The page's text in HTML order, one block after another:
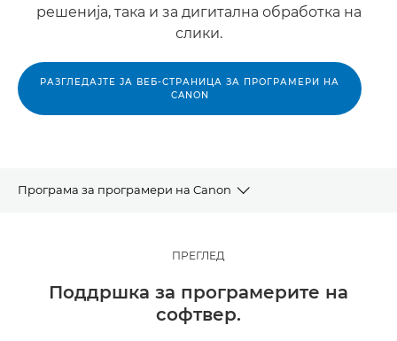
решенија, така и за дигитална обработка на
слики.
РАЗГЛЕДАЈТЕ ЈА ВЕБ-СТРАНИЦА ЗА ПРОГРАМЕРИ НА
CANON
Програма за програмери на Canon
Соработувајте со нашите партнери
ПРЕГЛЕД
Поддршка за програмерите на
софтвер.